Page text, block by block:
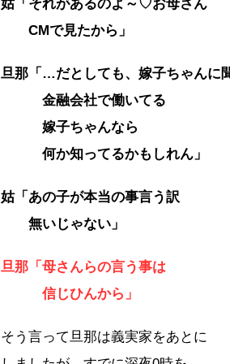
姑「それがあるのよ～♡お母さん
CMで見たから」
旦那「…だとしても、嫁子ちゃんに
金融会社で働いてる
嫁子ちゃんなら
何か知ってるかもしれん」
姑「あの子が本当の事言う訳
無いじゃない」
旦那「母さんらの言う事は
信じひんから」
そう言って旦那は義実家をあとに